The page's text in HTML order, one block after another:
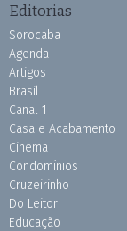
Editorias
Sorocaba
Agenda
Artigos
Brasil
Canal 1
Casa e Acabamento
Cinema
Condomínios
Cruzeirinho
Do Leitor
Educação